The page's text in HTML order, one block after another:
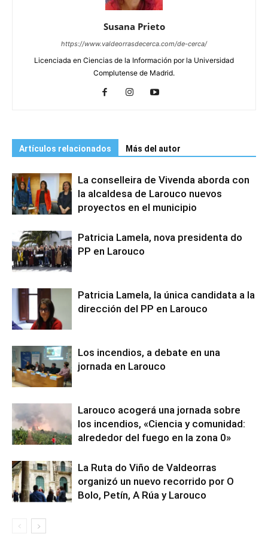
Susana Prieto
https://www.valdeorrasdecerca.com/de-cerca/
Licenciada en Ciencias de la Información por la Universidad
Complutense de Madrid.
Artículos relacionados Más del autor
La conselleira de Vivenda aborda con
la alcaldesa de Larouco nuevos
proyectos en el municipio
Patricia Lamela, nova presidenta do
PP en Larouco
Patricia Lamela, la única candidata a la
dirección del PP en Larouco
Los incendios, a debate en una
jornada en Larouco
Larouco acogerá una jornada sobre
los incendios, «Ciencia y comunidad:
alrededor del fuego en la zona 0»
La Ruta do Viño de Valdeorras
organizó un nuevo recorrido por O
Bolo, Petín, A Rúa y Larouco